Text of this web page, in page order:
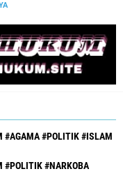
#AGAMA #POLITIK #ISLAM
#POLITIK #NARKOBA